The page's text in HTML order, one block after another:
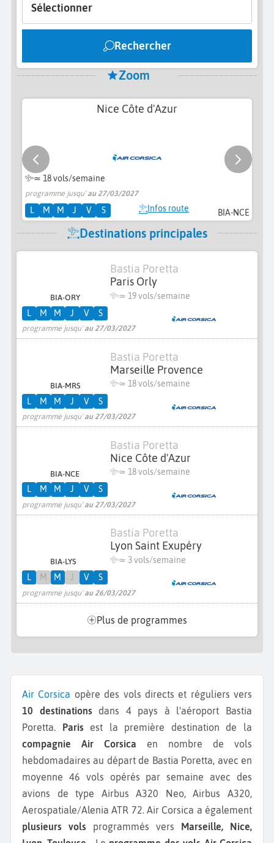
Sélectionner
Rechercher
Zoom
BIA-NCE
Nice Côte d'Azur
≃ 18 vols/semaine
programme jusqu'au 27/03/2027
L M M J V S Infos route
Destinations principales
BIA-ORY
Bastia Poretta
Paris Orly
≃ 19 vols/semaine
programme jusqu'au 27/03/2027
L M M J V S
BIA-MRS
Bastia Poretta
Marseille Provence
≃ 18 vols/semaine
programme jusqu'au 27/03/2027
L M M J V S
BIA-NCE
Bastia Poretta
Nice Côte d'Azur
≃ 18 vols/semaine
programme jusqu'au 27/03/2027
L M M J V S
BIA-LYS
Bastia Poretta
Lyon Saint Exupéry
≃ 3 vols/semaine
programme jusqu'au 26/03/2027
L M M V S
Plus de programmes
Air Corsica opère des vols directs et réguliers vers
10 destinations dans 4 pays à l'aéroport Bastia
Poretta. Paris est la première destination de la
compagnie Air Corsica en nombre de vols
hebdomadaires au départ de Bastia Poretta, avec en
moyenne 46 vols opérés par semaine avec des
avions de type Airbus A320 Neo, Airbus A320,
Aerospatiale/Alenia ATR 72. Air Corsica a également
plusieurs vols programmés vers Marseille, Nice,